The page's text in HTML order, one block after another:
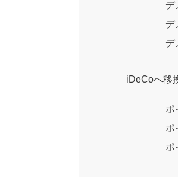
デ
デ
デ
iDeCoへ移
ポ
ポ
ポ